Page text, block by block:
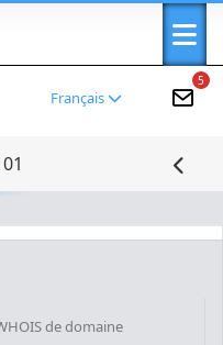
5
Français
de domaine